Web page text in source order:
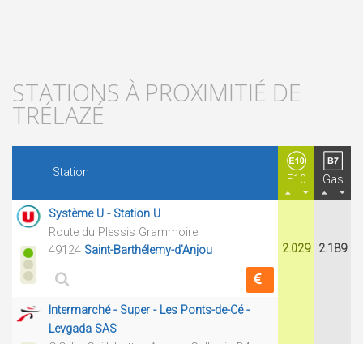
STATIONS À PROXIMITIÉ DE
TRÉLAZÉ
Station
E10 Gas
Système U - Station U
Route du Plessis Grammoire
49124 Saint-Barthélemy-d'Anjou 2.029 2.189
Intermarché - Super - Les Ponts-de-Cé -
Levgada SAS